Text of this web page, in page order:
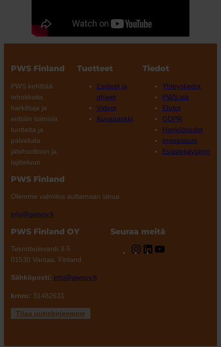
PWS Finland
PWS kehittää
tehokkaita,
harkittuja ja
erittäin toimivia
tuotteita ja
palveluita
jätehuoltoon ja
lajitteluun.
Tuotteet
Esitteet ja
ohjeet
Videot
Kuvapankki
Tiedot
Yhteystiedot
PWS:stä
Ehdot
GDPR
Henkilötiedot
Impressum
Evästekäytäntö
PWS Finland
Olemme valmiina auttamaan sinua
info@pwsoy.fi
PWS Finland OY
Teknobulevardi 3-5
01530 Vantaa, Finland
Sähköposti: info@pwsoy.fi
krnro: 31482631
Seuraa meitä
Instagram
LinkedIn
Tilaa uutiskirjeemme